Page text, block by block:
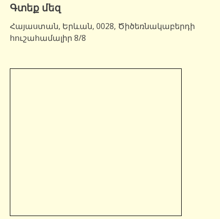
Գտեք մեզ
Հայաստան, Երևան, 0028, Ծիծեռնակաբերդի
հուշահամալիր 8/8